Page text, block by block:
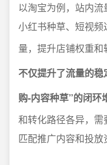
以淘宝为例，站内
小红书种草、短视
量，提升店铺权重和
不仅提升了流量的
购-内容种草”的闭环
和转化路径各异，
匹配推广内容和投放